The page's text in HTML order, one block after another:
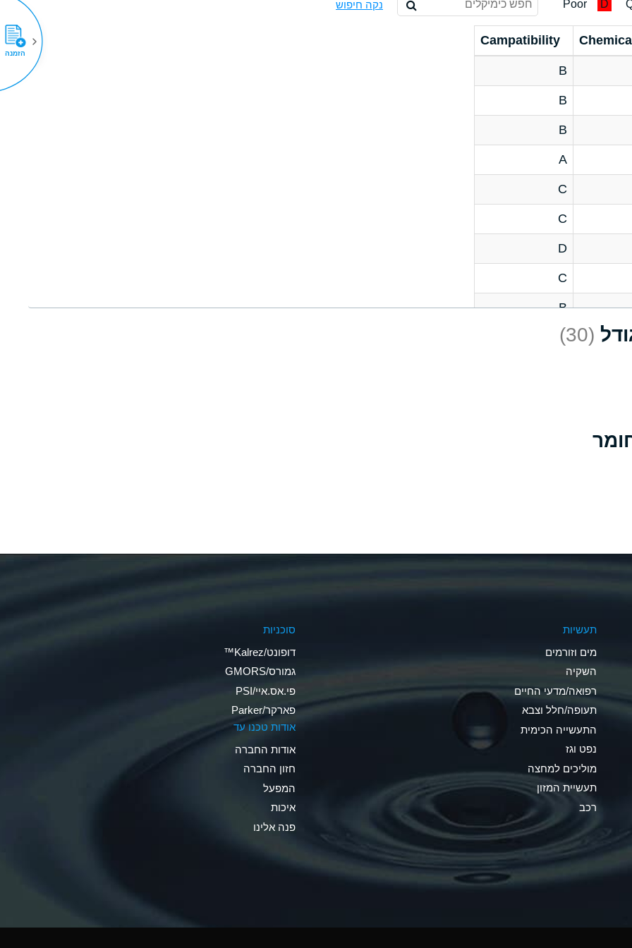
D
Poor נקה חיפוש
Chemical
Campatibility
B
B
B
A
C
C
D
C
B
D
C
A
*
A
B
(30)
תעשיות
מים וזורמים
השקיה
רפואה/מדעי החיים
תעופה/חלל וצבא
התעשייה הכימית
נפט וגז
מוליכים למחצה
תעשיית המזון
רכב
סוכניות
דופונט/Kalrez™
גמורס/GMORS
פי.אס.איי/PSI
פארקר/Parker
אודות טכנו עד
אודות החברה
חזון החברה
המפעל
איכות
פנה אלינו
הזמנה